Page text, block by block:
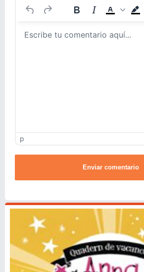
p
Enviar comentario